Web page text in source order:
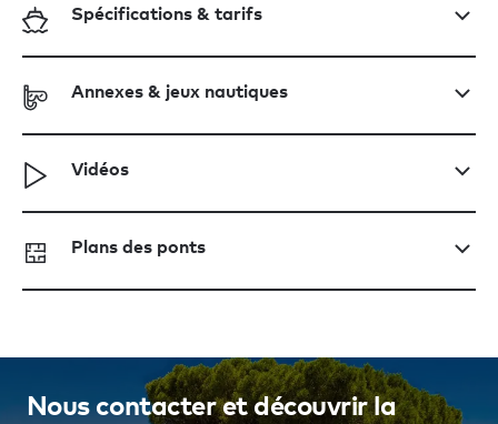
Spécifications & tarifs
Annexes & jeux nautiques
Vidéos
Plans des ponts
Nous contacter et découvrir la